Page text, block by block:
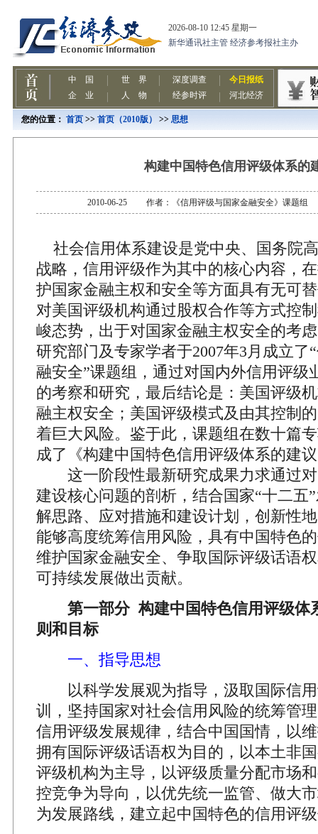
您的位置： 首页 >> 首页（2010版） >> 思想
构建中国特色信用评级体系的
2010-06-25 作者：《信用评级与国家金融安全》课题
社会信用体系建设是党中央、国务院
战略，信用评级作为其中的核心内容，
护国家金融主权和安全等方面具有无可
对美国评级机构通过股权合作等方式控
峻态势，出于对国家金融主权安全的考
研究部门及专家学者于2007年3月成立了
融安全”课题组，通过对国内外信用评级
的考察和研究，最后结论是：美国评级
融主权安全；美国评级模式及由其控制
着巨大风险。鉴于此，课题组在数十篇
成了《构建中国特色信用评级体系的建
这一阶段性最新研究成果力求通过对
建设核心问题的剖析，结合国家“十二五
解思路、应对措施和建设计划，创新性
能够高度统筹信用风险，具有中国特色
维护国家金融安全、争取国际评级话语
可持续发展做出贡献。
第一部分 构建中国特色信用评级体
则和目标
一、指导思想
以科学发展观为指导，汲取国际信用
训，坚持国家对社会信用风险的统筹管
信用评级发展规律，结合中国国情，以
拥有国际评级话语权为目的，以本土非
评级机构为主导，以评级质量分配市场
控竞争为导向，以优先统一监管、做大
为发展路线，建立起中国特色的信用评